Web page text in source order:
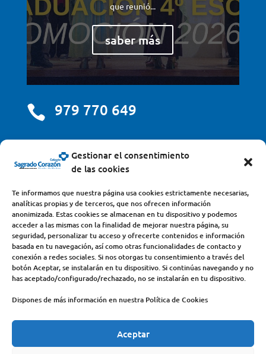
Gestionar el consentimiento
de las cookies
Te informamos que nuestra página usa cookies estrictamente necesarias,
analíticas propias y de terceros, que nos ofrecen información
anonimizada. Estas cookies se almacenan en tu dispositivo y podemos
acceder a las mismas con la finalidad de mejorar nuestra página, su
seguridad, personalizar tu acceso y ofrecerte contenidos e información
basada en tu navegación, así como otras funcionalidades de contacto y
conexión a redes sociales. Si nos otorgas tu consentimiento a través del
botón Aceptar, se instalarán en tu dispositivo. Si continúas navegando y no
has aceptado/configurado/rechazado, no se instalarán en tu dispositivo.
Dispones de más información en nuestra Política de Cookies
Aceptar
que reunió...
saber más
 979 770 649
centro@scjdehon.com
Colegio y Seminario Sagrado Corazón
Avda. Castilla y León, s/n – 34200 – Venta de Baños
(Palencia) – Teléfono 979770649
COLEGIO DEHONIANOS
CANAL ÉTICO